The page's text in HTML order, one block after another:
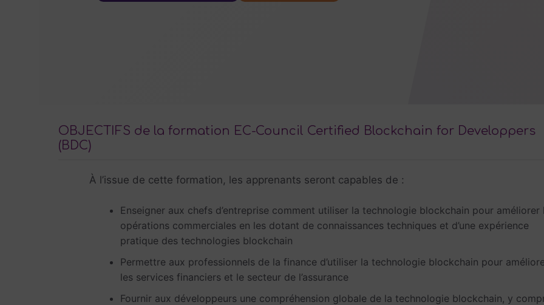
OBJECTIFS de la formation EC-Council Certified Blockchain for Developpers
(BDC)
À l’issue de cette formation, les apprenants seront capables de :
Enseigner aux chefs d’entreprise comment utiliser la technologie blockchain pour améliorer
opérations commerciales en les dotant de connaissances techniques et d’une expérience
pratique des technologies blockchain
Permettre aux professionnels de la finance d’utiliser la technologie blockchain pour
les services financiers et le secteur de l’assurance
Fournir aux développeurs une compréhension globale de la technologie blockchain, y